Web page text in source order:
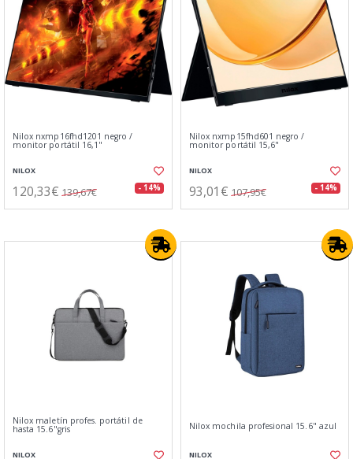
Nilox nxmp16fhd1201 negro /
monitor portátil 16,1"
NILOX
120,33€ 139,67€ - 14%
Nilox nxmp15fhd601 negro /
monitor portátil 15,6"
NILOX
93,01€ 107,95€ - 14%
Nilox maletín profes. portátil de
hasta 15.6"gris
NILOX
Nilox mochila profesional 15.6" azul
NILOX